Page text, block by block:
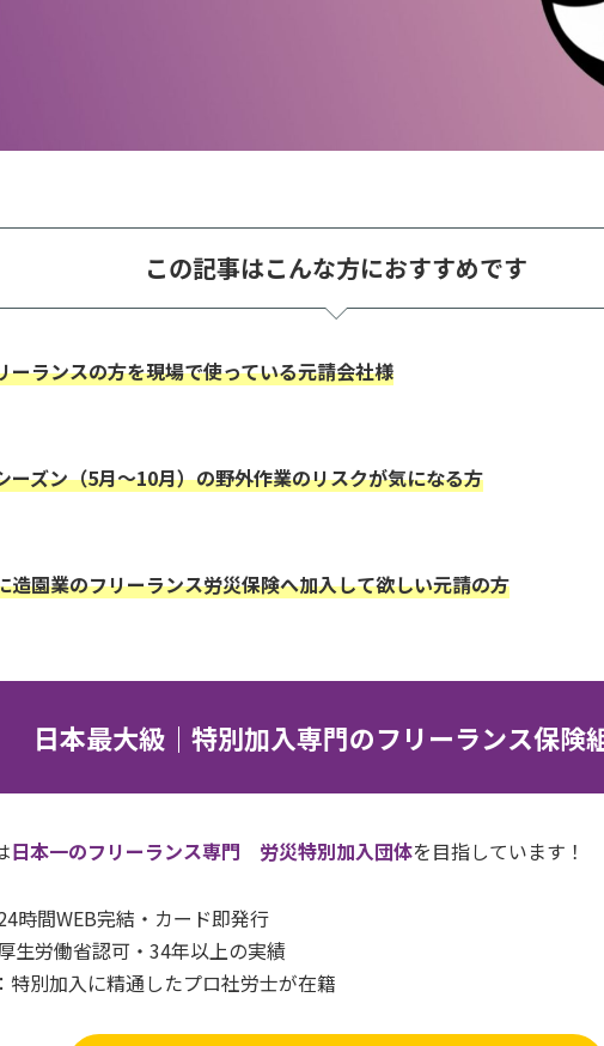
この記事はこんな方におすすめです
ーランスの方を現場で使っている元請会社様
ーズン（5月〜10月）の野外作業のリスクが気になる方
造園業のフリーランス労災保険へ加入して欲しい元請の方
日本最大級｜特別加入専門のフリーランス保険
日本一のフリーランス専門 労災特別加入団体を目指しています！
時間WEB完結・カード即発行
生労働省認可・34年以上の実績
：特別加入に精通したプロ社労士が在籍